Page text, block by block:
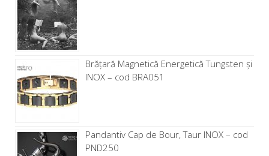
Brăţară Magnetică Energetică Tungsten și
INOX – cod BRA051
Pandantiv Cap de Bour, Taur INOX – cod
PND250